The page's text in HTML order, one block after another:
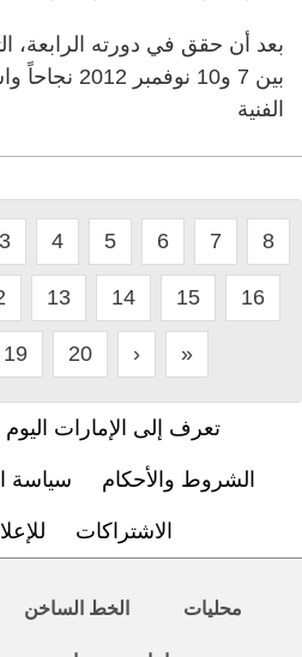
بعد أن حقق في دورته الرابعة،
بين ‬7 و‬10
الفنية
3 4 5 6 7 8
13 14 15 16
19 20 › »
تعرف إلى الإمارات اليوم
الشروط والأحكام سياسة
الاشتراكات
محليات الخط الساخن